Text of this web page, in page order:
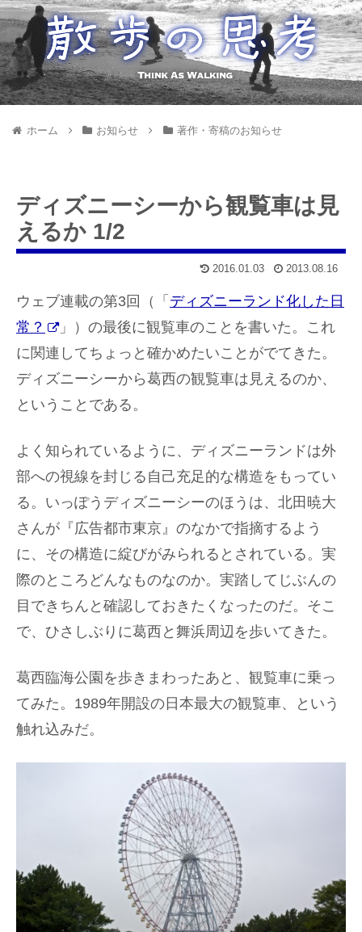
ホーム お知らせ 著作・寄稿のお知らせ
ディズニーシーから観覧車は見
えるか 1/2
2016.01.03 2013.08.16
ウェブ連載の第3回（「 ディズニーランド化した日
常？
」）の最後に観覧車のことを書いた。これ
に関連してちょっと確かめたいことがでてきた。
ディズニーシーから葛西の観覧車は見えるのか、
ということである。
よく知られているように、ディズニーランドは外
部への視線を封じる自己充足的な構造をもってい
る。いっぽうディズニーシーのほうは、北田暁大
さんが『広告都市東京』のなかで指摘するよう
に、その構造に綻びがみられるとされている。実
際のところどんなものなのか。実踏してじぶんの
目できちんと確認しておきたくなったのだ。そこ
で、ひさしぶりに葛西と舞浜周辺を歩いてきた。
葛西臨海公園を歩きまわったあと、観覧車に乗っ
てみた。1989年開設の日本最大の観覧車、という
触れ込みだ。